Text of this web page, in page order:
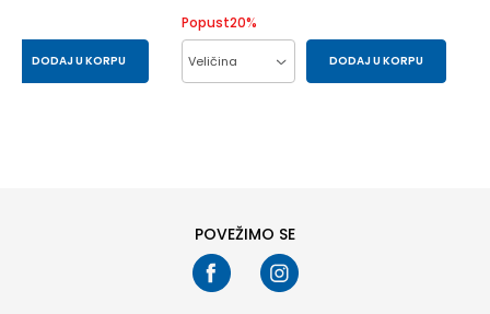
DODAJ U KORPU
Popust20%
Veličina DODAJ U KORPU
POVEŽIMO SE